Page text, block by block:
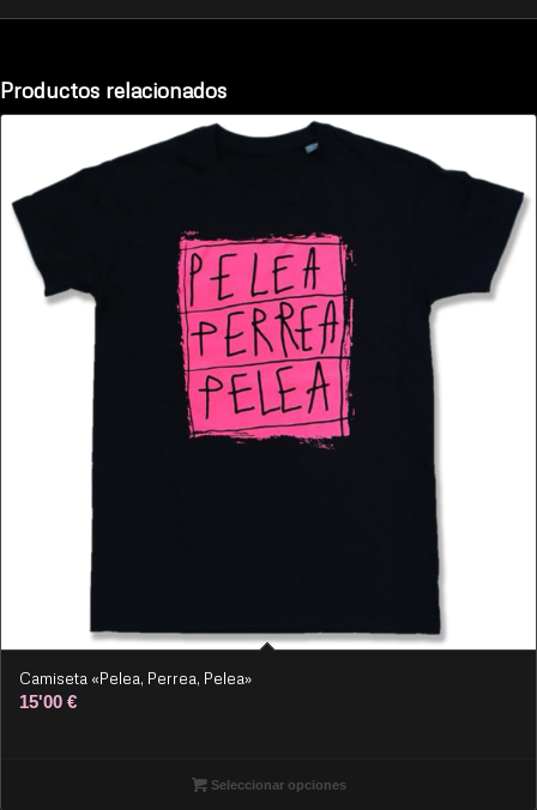
Productos relacionados
Camiseta «Pelea, Perrea, Pelea»
15'00 €
Seleccionar opciones